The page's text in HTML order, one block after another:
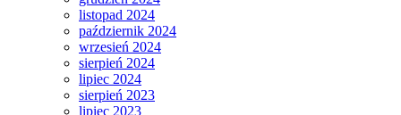
listopad 2024
październik 2024
wrzesień 2024
sierpień 2024
lipiec 2024
sierpień 2023
lipiec 2023